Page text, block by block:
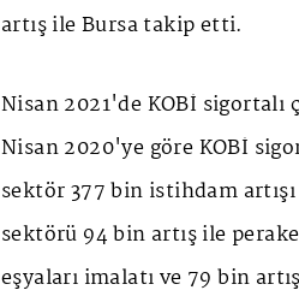
artış ile Bursa takip etti.
Nisan 2021'de KOBİ sigortalı
Nisan 2020'ye göre KOBİ
sektör 377 bin istihdam
sektörü 94 bin artış ile
eşyaları imalatı ve 79 bin